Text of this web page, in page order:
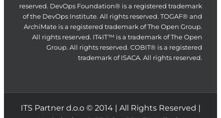
reserved. DevOps Foundation® is a registered trademark
of the DevOps Institute. All rights reserved. TOGAF® and
ArchiMate is a registered trademark of The Open Group.
All rights reserved. IT4IT™ is a trademark of The Open
Group. All rights reserved. COBIT® is a registered
trademark of ISACA. All rights reserved.
ITS Partner d.o.o © 2014 | All Rights Reserved |